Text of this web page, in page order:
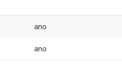
ano
ano